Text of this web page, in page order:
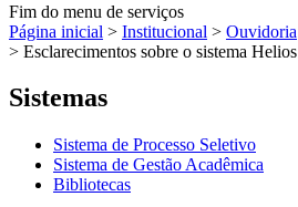
Fim do menu de serviços
Página inicial > Institucional > Ouvidoria
> Esclarecimentos sobre o sistema
Sistemas
Sistema de Processo Seletivo
Sistema de Gestão Acadêmica
Bibliotecas